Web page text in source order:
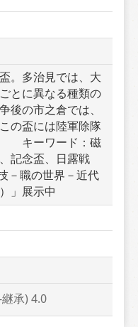
。多治見では、大
とに異なる種類の
後の市之倉では、
の盃には陸軍除隊
　キーワード：磁
記念盃、日露戦
－職の世界－近代
」展示中
継承) 4.0